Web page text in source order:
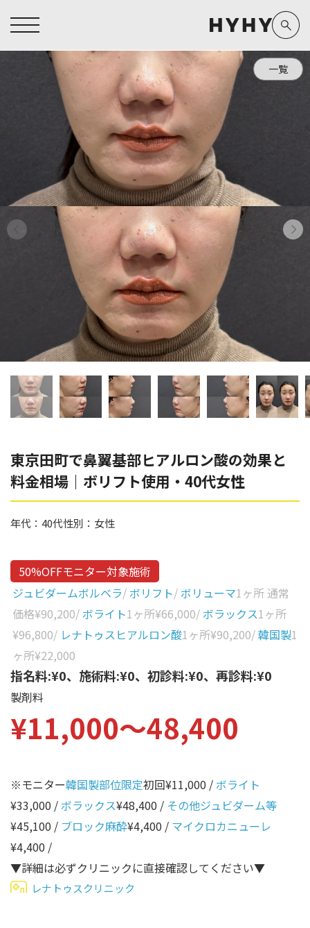
ヒアルロン酸注入症例一覧
医療脱毛症例一覧
アートメイク症例一覧
クリニック一覧
医師一覧
看護師一覧
運営元情報
よくあるご質問
お問い合わせ
プライバシーポリシー
未成年の方へ
規約
コラム
ヒアルロン酸注入
担当医師から探す
副田 周
高橋 希
阿部 竜介
Parts
部位から探す
額
こめかみ
目の上
涙袋
眼窩縁（目の下）
ゴルゴライン
鼻
ほうれい線
鼻翼基部
唇
口角
顎
首
ヒアルロン酸リフトアッ
Preparation
製剤から探す
ザーフ(XERF)
ボラックス
ボリューマ
ボリフト
ボルベラ
ボライト
レナトゥスヒアルロン酸
ダイヤモンドフィール/ピ
リジュラン
ゴウリ
その他
Gender
性別から探す
その他
年代から探す
10代
30代
一覧
東京田町で鼻翼基部ヒアルロン酸の効果と
料金相場｜ボリフト使用・40代女性
年代： 40代性別： 女性
50%OFFモニター対象施術
ジュビダームボルベラ/ ボリフト/ ボリューマ1ヶ所 通常
価格¥90,200/ ボライト1ヶ所¥66,000/ ボラックス1ヶ所
¥96,800/ レナトゥスヒアルロン酸1ヶ所¥90,200/韓国製1
ヶ所¥22,000
指名料:¥0、施術料:¥0、初診料:¥0、再診料:¥0
製剤料
¥11,000〜48,400
※モニター韓国製部位限定初回¥11,000 / ボライト
¥33,000 / ボラックス¥48,400 / その他ジュビダーム等
¥45,100 / ブロック麻酔¥4,400 / マイクロカニューレ
¥4,400 /
▼詳細は必ずクリニックに直接確認してください▼
レナトゥスクリニック